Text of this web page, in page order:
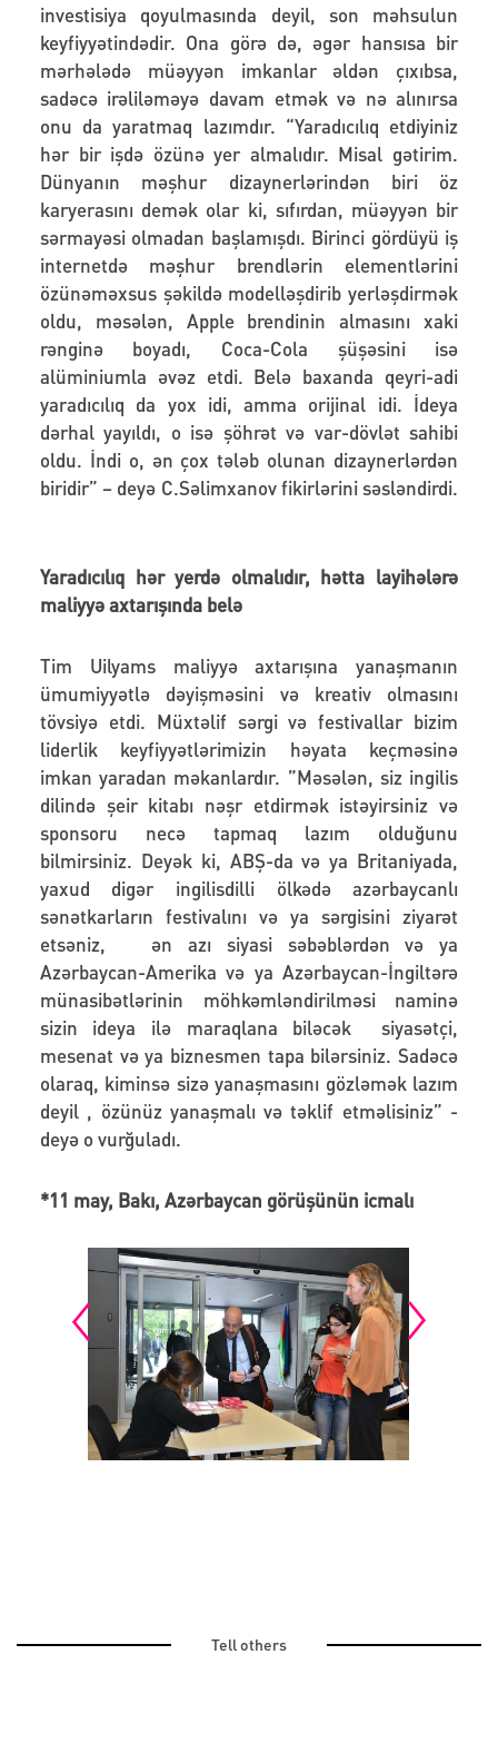
investisiya qoyulmasında deyil, son məhsulun
keyfiyyətindədir. Ona görə də, əgər hansısa bir
mərhələdə müəyyən imkanlar əldən çıxıbsa,
sadəcə irəliləməyə davam etmək və nə alınırsa
onu da yaratmaq lazımdır. “Yaradıcılıq etdiyiniz
hər bir işdə özünə yer almalıdır. Misal gətirim.
Dünyanın məşhur dizaynerlərindən biri öz
karyerasını demək olar ki, sıfırdan, müəyyən bir
sərmayəsi olmadan başlamışdı. Birinci gördüyü iş
internetdə məşhur brendlərin elementlərini
özünəməxsus şəkildə modelləşdirib yerləşdirmək
oldu, məsələn, Apple brendinin almasını xaki
rənginə boyadı, Coca-Cola şüşəsini isə
alüminiumla əvəz etdi. Belə baxanda qeyri-adi
yaradıcılıq da yox idi, amma orijinal idi. İdeya
dərhal yayıldı, o isə şöhrət və var-dövlət sahibi
oldu. İndi o, ən çox tələb olunan dizaynerlərdən
biridir” – deyə C.Səlimxanov fikirlərini səsləndirdi.
Yaradıcılıq hər yerdə olmalıdır, hətta layihələrə
maliyyə axtarışında belə
Tim Uilyams maliyyə axtarışına yanaşmanın
ümumiyyətlə dəyişməsini və kreativ olmasını
tövsiyə etdi. Müxtəlif sərgi və festivallar bizim
liderlik keyfiyyətlərimizin həyata keçməsinə
imkan yaradan məkanlardır. ”Məsələn, siz ingilis
dilində şeir kitabı nəşr etdirmək istəyirsiniz və
sponsoru necə tapmaq lazım olduğunu
bilmirsiniz. Deyək ki, ABŞ-da və ya Britaniyada,
yaxud digər ingilisdilli ölkədə azərbaycanlı
sənətkarların festivalını və ya sərgisini ziyarət
etsəniz, ən azı siyasi səbəblərdən və ya
Azərbaycan-Amerika və ya Azərbaycan-İngiltərə
münasibətlərinin möhkəmləndirilməsi naminə
sizin ideya ilə maraqlana biləcək siyasətçi,
mesenat və ya biznesmen tapa bilərsiniz. Sadəcə
olaraq, kiminsə sizə yanaşmasını gözləmək lazım
deyil , özünüz yanaşmalı və təklif etməlisiniz” -
deyə o vurğuladı.
*11 may, Bakı, Azərbaycan görüşünün icmalı
Tell others